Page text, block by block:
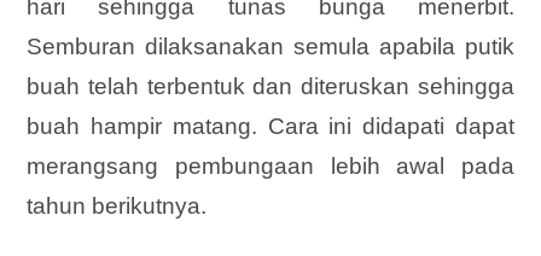
hari sehingga tunas bunga menerbit.
Semburan dilaksanakan semula apabila putik
buah telah terbentuk dan diteruskan sehingga
buah hampir matang. Cara ini didapati dapat
merangsang pembungaan lebih awal pada
tahun berikutnya.